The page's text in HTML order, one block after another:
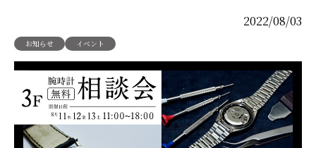
2022/08/03
お知らせ イベント